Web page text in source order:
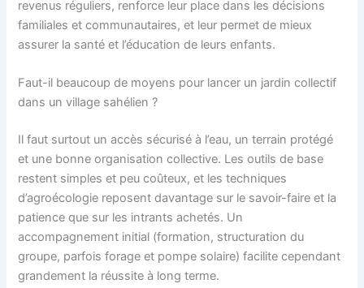
revenus réguliers, renforce leur place dans les décisions
familiales et communautaires, et leur permet de mieux
assurer la santé et l’éducation de leurs enfants.
Faut-il beaucoup de moyens pour lancer un jardin collectif
dans un village sahélien ?
Il faut surtout un accès sécurisé à l’eau, un terrain protégé
et une bonne organisation collective. Les outils de base
restent simples et peu coûteux, et les techniques
d’agroécologie reposent davantage sur le savoir-faire et la
patience que sur les intrants achetés. Un
accompagnement initial (formation, structuration du
groupe, parfois forage et pompe solaire) facilite cependant
grandement la réussite à long terme.